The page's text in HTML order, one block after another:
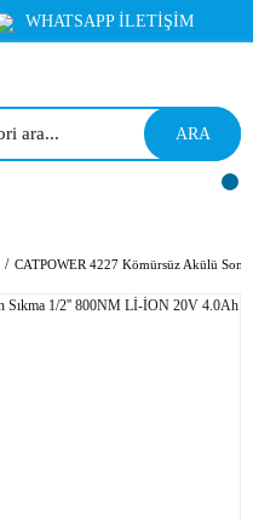
WHATSAPP İLETİŞİM
ARA
CATPOWER 4227 Kömürsüz Akülü